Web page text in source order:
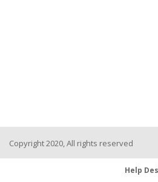
Copyright 2020, All rights reserved
Help